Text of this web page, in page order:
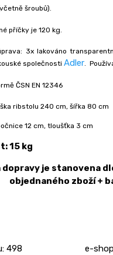
šroubů).
příčky je 120 kg.
3x lakováno
společnosti Adler.
ČSN EN 12346
ribstolu 240 cm, šířka 80 cm
cm, tloušťka 3 cm
15 kg
dopravy je stanovena
objednaného zboží +
498 e-shop